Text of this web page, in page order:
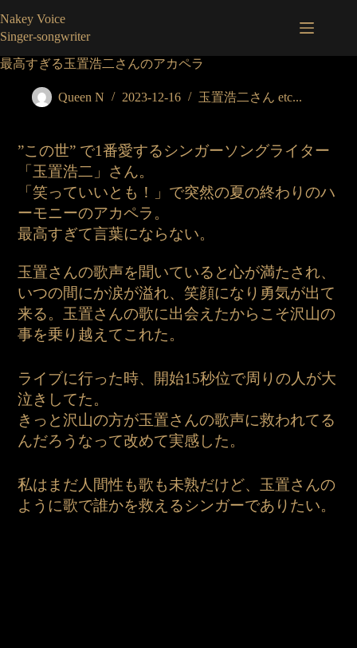
ン
テ
ン
ツ
Nakey Voice
Singer-songwriter
最高すぎる玉置浩二さんのアカペラ
Queen N 2023-12-16 玉置浩二さん etc...
”この世” で1番愛するシンガーソングライター
「玉置浩二」さん。
「笑っていいとも！」で突然の夏の終わりのハ
ーモニーのアカペラ。
最高すぎて言葉にならない。
玉置さんの歌声を聞いていると心が満たされ、
いつの間にか涙が溢れ、笑顔になり勇気が出て
来る。玉置さんの歌に出会えたからこそ沢山の
事を乗り越えてこれた。
ライブに行った時、開始15秒位で周りの人が大
泣きしてた。
きっと沢山の方が玉置さんの歌声に救われてる
んだろうなって改めて実感した。
私はまだ人間性も歌も未熟だけど、玉置さんの
ように歌で誰かを救えるシンガーでありたい。